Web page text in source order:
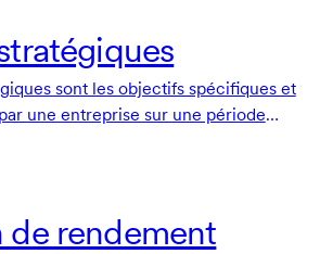
sont les objectifs spécifiques et
une entreprise sur une période
de rendement